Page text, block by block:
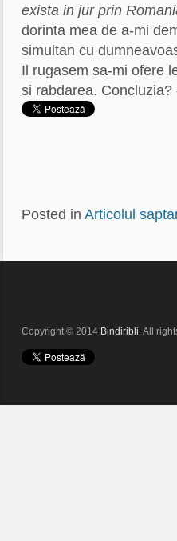
exista in jur prin
dorinta mea de a-mi
simultan cu
Il rugasem sa-mi ofere
si rabdarea.
Posted in Articolul
Copyright © 2014 Bindiribli . All